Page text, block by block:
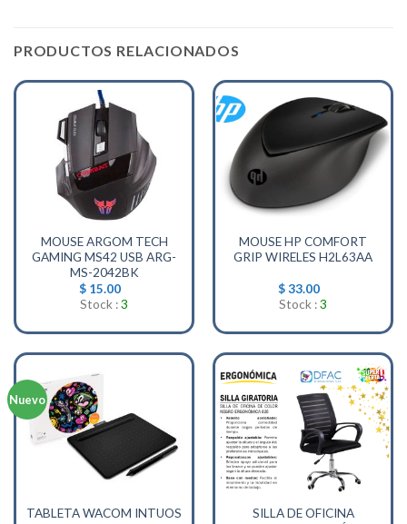
PRODUCTOS RELACIONADOS
MOUSE ARGOM TECH
GAMING MS42 USB ARG-
MS-2042BK
$15.00
Stock :3
MOUSE HP COMFORT
GRIP WIRELES H2L63AA
$33.00
Stock :3
Nuevo
TABLETA WACOM INTUOS
SILLA DE OFICINA